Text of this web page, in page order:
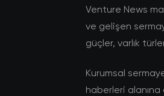
Venture News
ve gelişen
güçler, varlık
Kurumsal
haberleri